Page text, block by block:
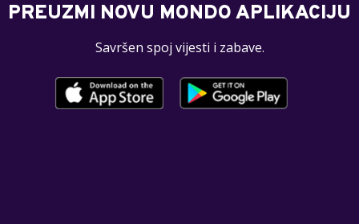
PREUZMI NOVU MONDO APLIKACIJU
Savršen spoj vijesti i zabave.